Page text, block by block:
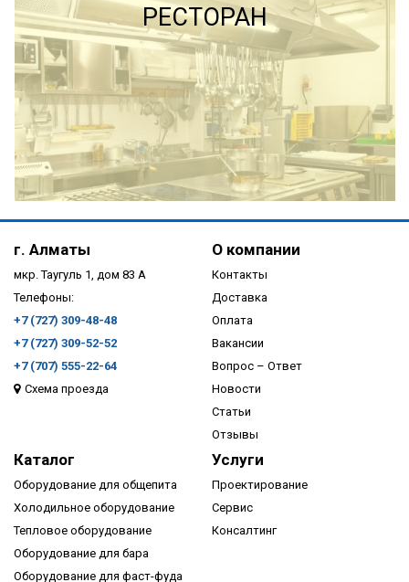
ПОДРОБНЕЕ
РЕСТОРАН
ПОДРОБНЕЕ
г. Алматы
мкр. Таугуль 1, дом 83 А
Телефоны:
+7 (727) 309-48-48
+7 (727) 309-52-52
+7 (707) 555-22-64
Схема проезда
О компании
Контакты
Доставка
Оплата
Вакансии
Вопрос – Ответ
Новости
Статьи
Отзывы
Каталог
Оборудование для общепита
Холодильное оборудование
Тепловое оборудование
Оборудование для бара
Оборудование для фаст-фуда
Услуги
Проектирование
Сервис
Консалтинг